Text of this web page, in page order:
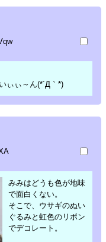
ぃぃ～ん(*´Д｀*)
みみはどうも色が地味
で面白くない。
そこで、ウサギのぬい
ぐるみと虹色のリボン
でデコレート。